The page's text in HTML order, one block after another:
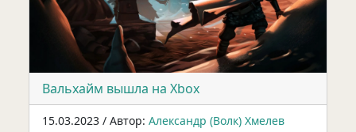
Вальхайм вышла на Xbox
15.03.2023 / Автор: Александр (Волк) Хмелев